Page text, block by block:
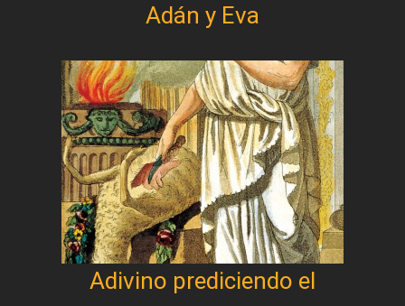
Adán y Eva
Adivino prediciendo el